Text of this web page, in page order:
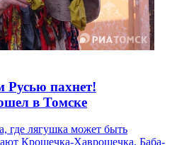
Русью пахнет!
в Томске
где лягушка может быть
Крошечка-Хаврошечка, Баба-